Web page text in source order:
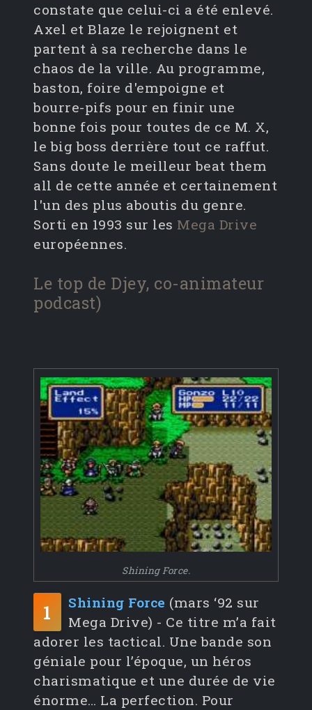
constate que celui-ci a été enlevé.
Axel et Blaze le rejoignent et
partent à sa recherche dans le
chaos de la ville. Au programme,
baston, foire d'empoigne et
bourre-pifs pour en finir une
bonne fois pour toutes de ce M. X,
le big boss derrière tout ce raffut.
Sans doute le meilleur beat them
all de cette année et certainement
l'un des plus aboutis du genre.
Sorti en 1993 sur les Mega Drive
européennes.
Le top de Djey, co-animateur
podcast)
Shining Force.
1 Shining Force (mars ‘92 sur
Mega Drive) - Ce titre m’a fait
adorer les tactical. Une bande son
géniale pour l’époque, un héros
charismatique et une durée de vie
énorme… La perfection. Pour